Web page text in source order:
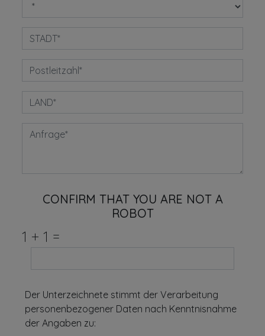
CONFIRM THAT YOU ARE NOT A
ROBOT
1 + 1 =
Der Unterzeichnete stimmt der Verarbeitung
personenbezogener Daten nach Kenntnisnahme
der Angaben zu: